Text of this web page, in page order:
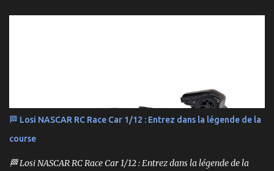
🏁 Losi NASCAR RC Race Car 1/12 : Entrez dans la légende de la
course
🏁 Losi NASCAR RC Race Car 1/12 : Entrez dans la légende de la